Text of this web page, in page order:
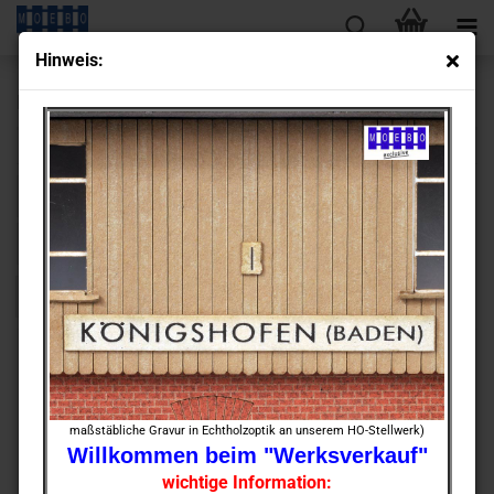
Hin­weis:
maßstäbliche Gravur in Echtholzoptik an unserem HO-Stellwerk)
Willkommen beim "Werksverkauf"
wichtige Information:
N - Bahngebäude
Sortieren nach
Sortieren nach Alle Hersteller
128 pro Seite